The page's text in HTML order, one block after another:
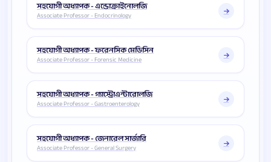
সহযোগী অধ্যাপক - এন্ডোক্রাইনোলজি
Associate Professor - Endocrinology
সহযোগী অধ্যাপক - ফরেনসিক মেডিসিন
Associate Professor - Forensic Medicine
সহযোগী অধ্যাপক - গ্যাস্ট্রোএন্টারোলজি
Associate Professor - Gastroenterology
সহযোগী অধ্যাপক - জেনারেল সার্জারি
Associate Professor - General Surgery